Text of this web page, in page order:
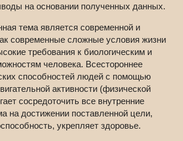
на основании полученных данных.
тема является современной и
современные сложные условия жизни
требования к биологическим и
человека. Всестороннее
способностей людей с помощью
активности (физической
сосредоточить все внутренние
на достижении поставленной цели,
укрепляет здоровье.